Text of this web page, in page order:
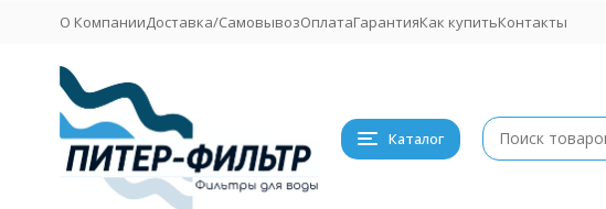
О КомпанииДоставка/СамовывозОплатаГарантияКак купитьКонтакты
Каталог